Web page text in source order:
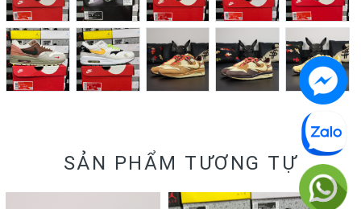
SẢN PHẨM TƯƠNG TỰ